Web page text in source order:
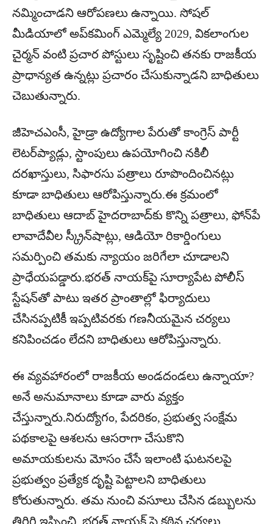
నమ్మించాడని ఆరోపణలు ఉన్నాయి. సోషల్
మీడియాలో అప్‌కమింగ్ ఎమ్మెల్యే 2029, వికలాంగుల
చైర్మన్ వంటి ప్రచార పోస్టులు సృష్టించి తనకు రాజకీయ
ప్రాధాన్యత ఉన్నట్లు ప్రచారం చేసుకున్నాడని బాధితులు
చెబుతున్నారు.
జీహెచఎంసీ, హైడ్రా ఉద్యోగాల పేరుతో కాంగ్రెస్ పార్టీ
లెటర్‌ప్యాడ్లు, స్టాంపులు ఉపయోగించి నకిలీ
దరఖాస్తులు, సిఫారసు పత్రాలు రూపొందించినట్లు
కూడా బాధితులు ఆరోపిస్తున్నారు.ఈ క్రమంలో
బాధితులు ఆదాబ్ హైదరాబాద్‌కు కొన్ని పత్రాలు, ఫోన్‌పే
లావాదేవీల స్క్రీన్‌షాట్లు, ఆడియో రికార్డింగులు
సమర్పించి తమకు న్యాయం జరిగేలా చూడాలని
ప్రాధేయపడ్డారు.భరత్ నాయక్‌పై సూర్యాపేట పోలీస్
స్టేషన్‌తో పాటు ఇతర ప్రాంతాల్లో ఫిర్యాదులు
చేసినప్పటికీ ఇప్పటివరకు గణనీయమైన చర్యలు
కనిపించడం లేదని బాధితులు ఆరోపిస్తున్నారు.
ఈ వ్యవహారంలో రాజకీయ అండదండలు ఉన్నాయా?
అనే అనుమానాలు కూడా వారు వ్యక్తం
చేస్తున్నారు.నిరుద్యోగం, పేదరికం, ప్రభుత్వ సంక్షేమ
పథకాలపై ఆశలను ఆసరాగా చేసుకొని
అమాయకులను మోసం చేసే ఇలాంటి ఘటనలపై
ప్రభుత్వం ప్రత్యేక దృష్టి పెట్టాలని బాధితులు
కోరుతున్నారు. తమ నుంచి వసూలు చేసిన డబ్బులను
తిరిగి ఇప్పించి, భరత్ నాయక్ పై కఠిన చర్యలు